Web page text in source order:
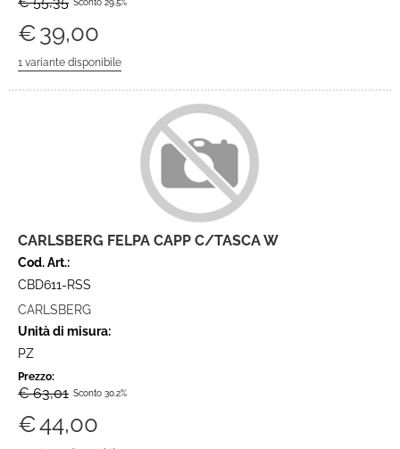
Sconto 29.5%
€39,00
CARLSBERG FELPA CAPP C/TASCA W
Cod. Art.:
CBD611-RSS
CARLSBERG
Unità di misura:
PZ
Prezzo:
€ 63,01 Sconto 30.2%
€44,00